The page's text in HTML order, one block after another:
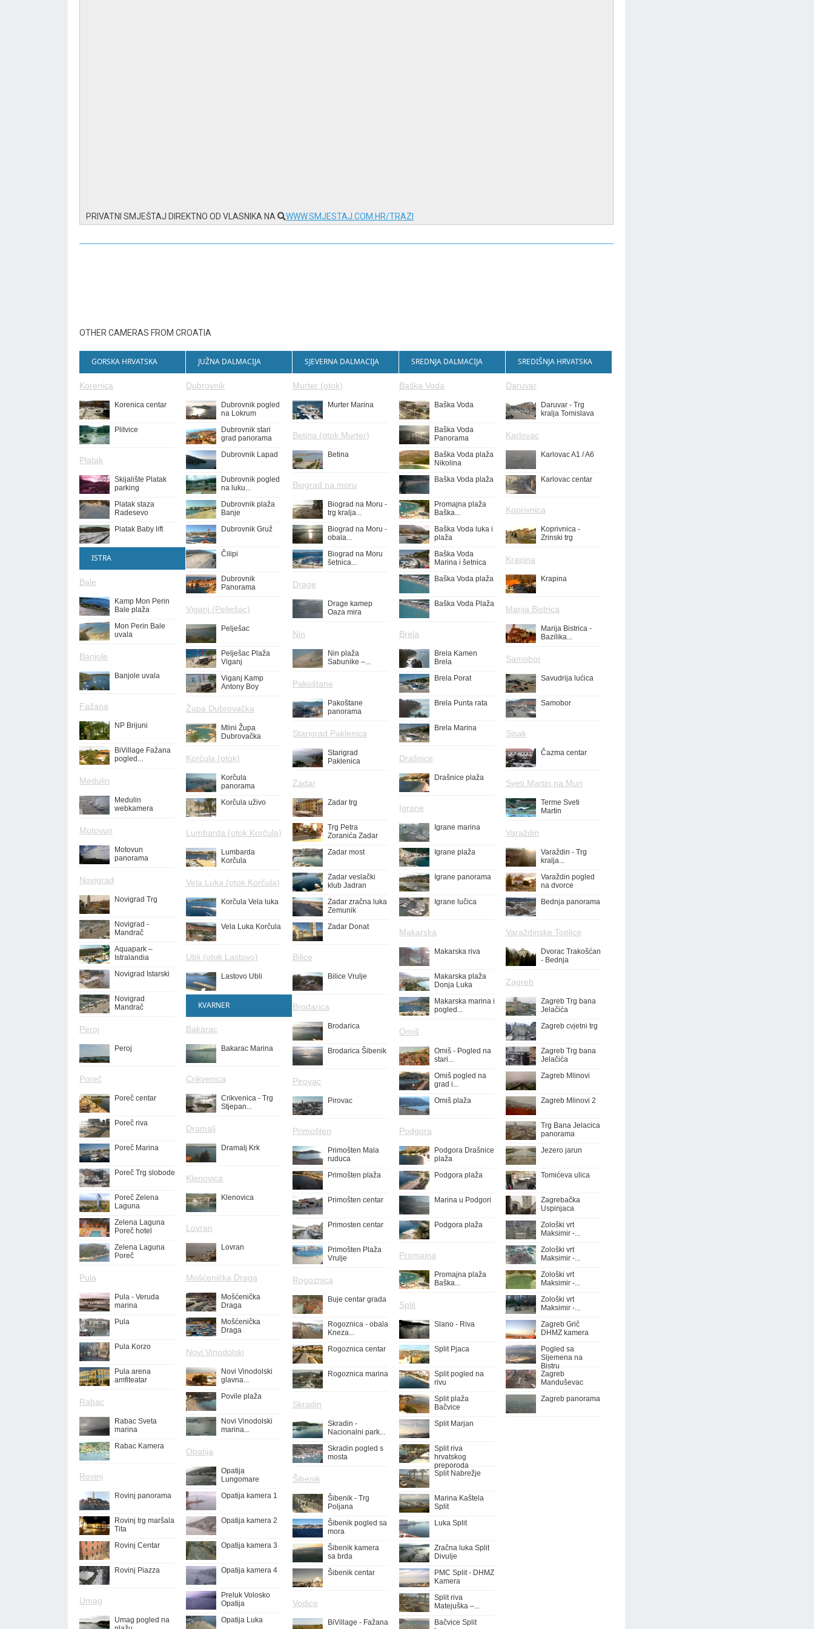
PRIVATNI SMJEŠTAJ DIREKTNO OD VLASNIKA NA WWW.SMJESTAJ.COM.HR/TRAZI
OTHER CAMERAS FROM CROATIA
GORSKA HRVATSKA
Korenica
Korenica centar
Plitvice
Platak
Skijalište Platak
parking
Platak staza
Radesevo
Platak Baby lift
ISTRA
Bale
Kamp Mon Perin
Bale plaža
Mon Perin Bale
uvala
Banjole
Banjole uvala
Fažana
NP Brijuni
BiVillage Fažana
pogled...
Medulin
Medulin
webkamera
Motovun
Motovun
panorama
Novigrad
Novigrad Trg
Novigrad -
Mandrač
Aquapark –
Istralandia
Novigrad Istarski
Novigrad
Mandrač
Peroj
Peroj
Poreč
Poreč centar
Poreč riva
Poreč Marina
Poreč Trg slobode
Poreč Zelena
Laguna
Zelena Laguna
Poreč hotel
Zelena Laguna
Poreč
Pula
Pula - Veruda
marina
Pula
Pula Korzo
Pula arena
amfiteatar
Rabac
Rabac Sveta
marina
Rabac Kamera
Rovinj
Rovinj panorama
Rovinj trg maršala
Tita
Rovinj Centar
Rovinj Piazza
Umag
Umag pogled na
JUŽNA DALMACIJA
Dubrovnik
Dubrovnik pogled
na Lokrum
Dubrovnik stari
grad panorama
Dubrovnik Lapad
Dubrovnik pogled
na luku...
Dubrovnik plaža
Banje
Dubrovnik Gruž
Čilipi
Dubrovnik
Panorama
Viganj (Pelješac)
Pelješac
Pelješac Plaža
Viganj
Viganj Kamp
Antony Boy
Župa Dubrovačka
Mlini Župa
Dubrovačka
Korčula (otok)
Korčula
panorama
Korčula uživo
Lumbarda (otok Korčula)
Lumbarda
Korčula
Vela Luka (otok Korčula)
Korčula Vela luka
Vela Luka Korčula
Ubli (otok Lastovo)
Lastovo Ubli
KVARNER
Bakarac
Bakarac Marina
Crikvenica
Crikvenica - Trg
Stjepan...
Dramalj
Dramalj Krk
Klenovica
Klenovica
Lovran
Lovran
Mošćenička Draga
Mošćenička
Draga
Mošćenička
Draga
Novi Vinodolski
Novi Vinodolski
glavna...
Povile plaža
Novi Vinodolski
marina...
Opatija
Opatija
Lungomare
Opatija kamera 1
Opatija kamera 2
Opatija kamera 3
Opatija kamera 4
Preluk Volosko
Opatija
Opatija Luka
SJEVERNA DALMACIJA
Murter (otok)
Murter Marina
Betina (otok Murter)
Betina
Biograd na moru
Biograd na Moru -
trg kralja...
Biograd na Moru -
obala...
Biograd na Moru
šetnica...
Drage
Drage kamep
Oaza mira
Nin
Nin plaža
Sabunike –...
Pakoštane
Pakoštane
panorama
Starigrad Paklenica
Starigrad
Paklenica
Zadar
Zadar trg
Trg Petra
Zoranića Zadar
Zadar most
Zadar veslački
klub Jadran
Zadar zračna luka
Zemunik
Zadar Donat
Bilice
Bilice Vrulje
Brodarica
Brodarica
Brodarica Šibenik
Pirovac
Pirovac
Primošten
Primošten Mala
ruduca
Primošten plaža
Primošten centar
Primosten centar
Primošten Plaža
Vrulje
Rogoznica
Buje centar grada
Rogoznica - obala
Kneza...
Rogoznica centar
Rogoznica marina
Skradin
Skradin -
Nacionalni park...
Skradin pogled s
mosta
Šibenik
Šibenik - Trg
Poljana
Šibenik pogled sa
mora
Šibenik kamera
sa brda
Šibenik centar
Vodice
BiVillage - Fažana
SREDNJA DALMACIJA
Baška Voda
Baška Voda
Baška Voda
Panorama
Baška Voda plaža
Nikolina
Baška Voda plaža
Promajna plaža
Baška...
Baška Voda luka i
plaža
Baška Voda
Marina i šetnica
Baška Voda plaža
Baška Voda Plaža
Brela
Brela Kamen
Brela
Brela Porat
Brela Punta rata
Brela Marina
Drašnice
Drašnice plaža
Igrane
Igrane marina
Igrane plaža
Igrane panorama
Igrane lučica
Makarska
Makarska riva
Makarska plaža
Donja Luka
Makarska marina i
pogled...
Omiš
Omiš - Pogled na
stari...
Omiš pogled na
grad i...
Omiš plaža
Podgora
Podgora Drašnice
plaža
Podgora plaža
Marina u Podgori
Podgora plaža
Promajna
Promajna plaža
Baška...
Split
Slano - Riva
Split Pjaca
Split pogled na
rivu
Split plaža
Bačvice
Split Marjan
Split riva
hrvatskog
preporoda
Split Nabrežje
Marina Kaštela
Split
Luka Split
Zračna luka Split
Divulje
PMC Split - DHMZ
Kamera
Split riva
Matejuška –...
Bačvice Split
SREDIŠNJA HRVATSKA
Daruvar
Daruvar - Trg
kralja Tomislava
Karlovac
Karlovac A1 / A6
Karlovac centar
Koprivnica
Koprivnica -
Zrinski trg
Krapina
Krapina
Marija Bistrica
Marija Bistrica -
Bazilika...
Samobor
Savudrija lućica
Samobor
Sisak
Čazma centar
Sveti Martin na Muri
Terme Sveti
Martin
Varaždin
Varaždin - Trg
kralja...
Varaždin pogled
na dvorce
Bednja panorama
Varaždinske Toplice
Dvorac Trakošćan
- Bednja
Zagreb
Zagreb Trg bana
Jelačića
Zagreb cvjetni trg
Zagreb Trg bana
Jelačića
Zagreb Mlinovi
Zagreb Mlinovi 2
Trg Bana Jelacica
panorama
Jezero jarun
Tomićeva ulica
Zagrebačka
Uspinjaca
Zološki vrt
Maksimir -...
Zološki vrt
Maksimir -...
Zološki vrt
Maksimir -...
Zološki vrt
Maksimir -...
Zagreb Grič
DHMZ kamera
Pogled sa
Sljemena na
Bistru
Zagreb
Manduševac
Zagreb panorama